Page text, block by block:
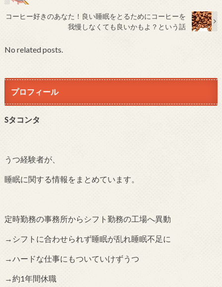
コーヒー好きのあなた！良い睡眠をとるためにコーヒーを
我慢しなくても良いかもよ？という話
No related posts.
プロフィール
Sタコンタ
うつ経験者が、
睡眠に関する情報をまとめています。
定時勤務の事務所からシフト勤務の工場へ異動
→シフトに合わせられず睡眠が乱れ睡眠不足に
→ハードな仕事にもついていけずうつ
→約1年間休職